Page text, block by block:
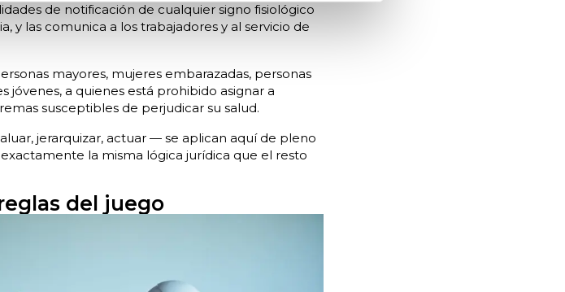
de notificación de cualquier signo fisiológico
y las comunica a los trabajadores y al servicio de
mayores, mujeres embarazadas, personas
jóvenes, a quienes está prohibido asignar a
susceptibles de perjudicar su salud.
jerarquizar, actuar — se aplican aquí de pleno
la misma lógica jurídica que el resto
del juego